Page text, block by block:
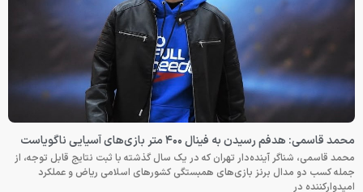
محمد قاسمی: هدفم رسیدن به فینال ۴۰۰ متر بازی‌های آسیایی ناگویاست
محمد قاسمی، شناگر آینده‌دار تهران که در یک سال گذشته با ثبت نتایج قابل توجه، از
جمله کسب دو مدال برنز بازی‌های همبستگی کشورهای اسلامی ریاض و عملکرد
امیدوارکننده در